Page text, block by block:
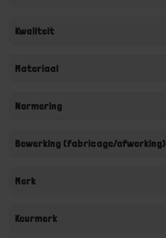
Kwaliteit
Materiaal
Normering
Bewerking (fabricage/afwerking)
Merk
Keurmerk